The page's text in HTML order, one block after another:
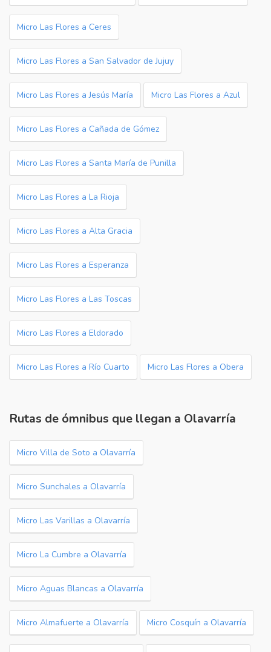
Micro Las Flores a Ceres
Micro Las Flores a San Salvador de Jujuy
Micro Las Flores a Jesús María Micro Las Flores a Azul
Micro Las Flores a Cañada de Gómez
Micro Las Flores a Santa María de Punilla
Micro Las Flores a La Rioja
Micro Las Flores a Alta Gracia
Micro Las Flores a Esperanza
Micro Las Flores a Las Toscas
Micro Las Flores a Eldorado
Micro Las Flores a Río Cuarto Micro Las Flores a Obera
Rutas de ómnibus que llegan a Olavarría
Micro Villa de Soto a Olavarría
Micro Sunchales a Olavarría
Micro Las Varillas a Olavarría
Micro La Cumbre a Olavarría
Micro Aguas Blancas a Olavarría
Micro Almafuerte a Olavarría Micro Cosquín a Olavarría